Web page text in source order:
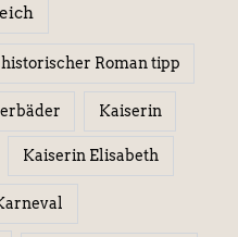
historischer Roman tipp
Kaiserin
Kaiserin Elisabeth